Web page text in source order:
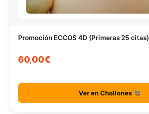
Promoción ECCOS 4D (Primeras 25 citas)
60,00€
Ver en Chollones